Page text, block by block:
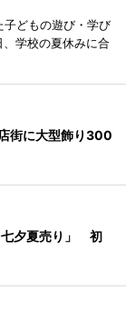
どもの遊び・学び
学校の夏休みに合
街に大型飾り300
七夕夏売り」 初